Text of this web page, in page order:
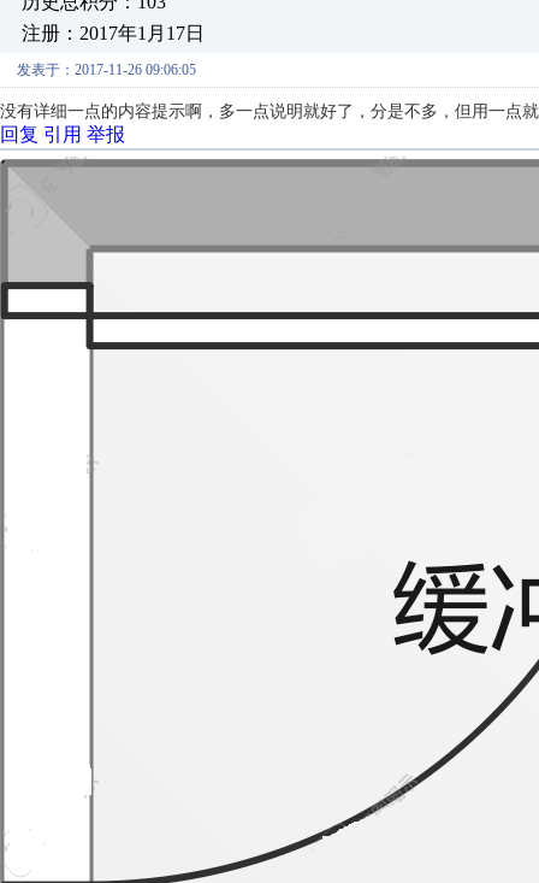
注册：2017年1月17日
发表于：2017-11-26 09:06:05
没有详细一点的内容提示啊，多一点说明就好了，分是不多，但用一点
回复 引用 举报